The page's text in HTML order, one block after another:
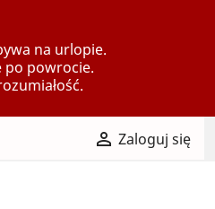
na urlopie.
po powrocie.
 Zaloguj się